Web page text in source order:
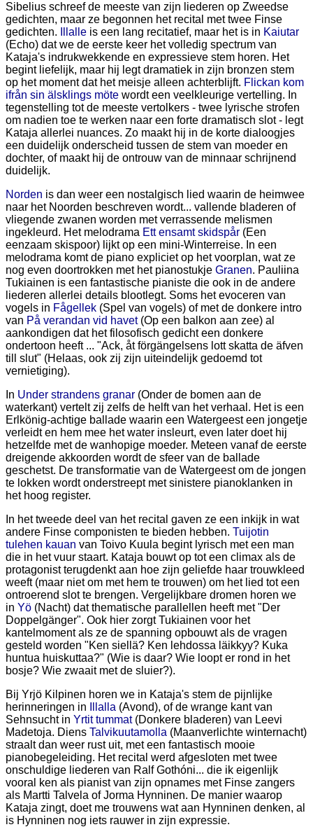
Sibelius schreef de meeste van zijn liederen op Zweedse
gedichten, maar ze begonnen het recital met twee Finse
gedichten.
Illalle is een lang recitatief, maar het is in Kaiutar
(Echo) dat we de eerste keer het volledig spectrum van
Kataja's indrukwekkende en expressieve stem horen. Het
begint liefelijk, maar hij legt dramatiek in zijn bronzen stem
op het moment dat het meisje alleen achterblijft. Flickan kom
ifrån sin älsklings möte wordt een veelkleurige vertelling. In
tegenstelling tot de meeste vertolkers - twee lyrische strofen
om nadien toe te werken naar een forte dramatisch slot - legt
Kataja allerlei nuances. Zo maakt hij in de korte dialoogjes
een duidelijk onderscheid tussen de stem van moeder en
dochter, of maakt hij de ontrouw van de minnaar schrijnend
duidelijk.
Norden is dan weer een nostalgisch lied waarin de heimwee
naar het Noorden beschreven wordt... vallende bladeren of
vliegende zwanen worden met verrassende melismen
ingekleurd. Het melodrama Ett ensamt skidspår (Een
eenzaam skispoor) lijkt op een mini-Winterreise. In een
melodrama komt de piano expliciet op het voorplan, wat ze
nog even doortrokken met het pianostukje Granen. Pauliina
Tukiainen is een fantastische pianiste die ook in de andere
liederen allerlei details blootlegt. Soms het evoceren van
vogels in Fågellek (Spel van vogels) of met de donkere intro
van På verandan vid havet(Op een balkon aan zee) al
aankondigen dat het filosofisch gedicht een donkere
ondertoon heeft ... "Ack, åt förgängelsens lott skatta de äfven
till slut" (Helaas, ook zij zijn uiteindelijk gedoemd tot
vernietiging).
In Under strandens granar (Onder de bomen aan de
waterkant) vertelt zij zelfs de helft van het verhaal. Het is een
Erlkönig-achtige ballade waarin een Watergeest een jongetje
verleidt en hem mee het water insleurt, even later doet hij
hetzelfde met de wanhopige moeder. Meteen vanaf de eerste
dreigende akkoorden wordt de sfeer van de ballade
geschetst. De transformatie van de Watergeest om de jongen
te lokken wordt onderstreept met sinistere pianoklanken in
het hoog register.
In het tweede deel van het recital gaven ze een inkijk in wat
andere Finse componisten te bieden hebben. Tuijotin
tulehen kauan van Toivo Kuula begint lyrisch met een man
die in het vuur staart. Kataja bouwt op tot een climax als de
protagonist terugdenkt aan hoe zijn geliefde haar trouwkleed
weeft (maar niet om met hem te trouwen) om het lied tot een
ontroerend slot te brengen. Vergelijkbare dromen horen we
in Yö (Nacht) dat thematische parallellen heeft met "Der
Doppelgänger". Ook hier zorgt Tukiainen voor het
kantelmoment als ze de spanning opbouwt als de vragen
gesteld worden "Ken siellä? Ken lehdossa läikkyy? Kuka
huntua huiskuttaa?" (Wie is daar? Wie loopt er rond in het
bosje? Wie zwaait met de sluier?).
Bij Yrjö Kilpinen horen we in Kataja's stem de pijnlijke
herinneringen in
Illalla (Avond), of de wrange kant van
Sehnsucht in Yrtit tummat(Donkere bladeren) van Leevi
Madetoja. Diens Talvikuutamolla (Maanverlichte winternacht)
straalt dan weer rust uit, met een fantastisch mooie
pianobegeleiding. Het recital werd afgesloten met twee
onschuldige liederen van Ralf Gothóni... die ik eigenlijk
vooral ken als pianist van zijn opnames met Finse zangers
als Martti Talvela of Jorma Hynninen. De manier waarop
Kataja zingt, doet me trouwens wat aan Hynninen denken, al
is Hynninen nog iets rauwer in zijn expressie.